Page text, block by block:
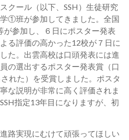
クール（以下、SSH）生徒研究
①班が参加してきました。全国
が参加し、６日にポスター発表
る評価の高かった12校が７日に
た。出雲高校は口頭発表には進
の選出するポスター発表賞（口
れた）を受賞しました。ポスタ
な説明が非常に高く評価されま
指定13年目になりますが、初
路実現にむけて頑張ってほしい